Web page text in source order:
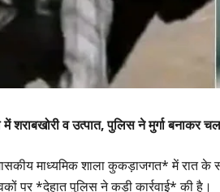
शराबखोरी व उत्पात, पुलिस ने मुर्गा बनाकर
माध्यमिक शाला कुकड़ाजगत* में रात
पर *देहात पुलिस ने कड़ी कार्रवाई* की है।